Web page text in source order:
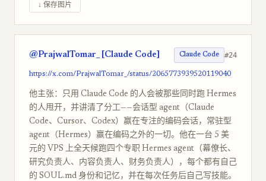
↓ 保存图片
@PrajwalTomar_ [Claude Code] Claude Code #24
https://x.com/PrajwalTomar_/status/2065773939520119040
他主张：只用 Claude Code 的人会被那些同时跑 Hermes
的人甩开，并讲清了分工——会话型 agent（Claude
Code、Cursor、Codex）赢在专注的编码会话，常驻型
agent（Hermes）赢在编码之外的一切。他在一台 5 美
元的 VPS 上全天候跑四个专职 Hermes agent（幕僚长、
研究负责人、内容负责人、财务负责人），每个都有自己
的 SOUL.md 身份和记忆，并在每次任务后自己写技能。